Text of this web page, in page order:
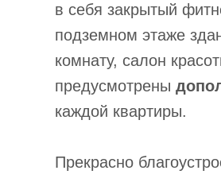
в себя закрытый
подземном этаже
комнату, салон
предусмотрены
каждой квартиры.
Прекрасно